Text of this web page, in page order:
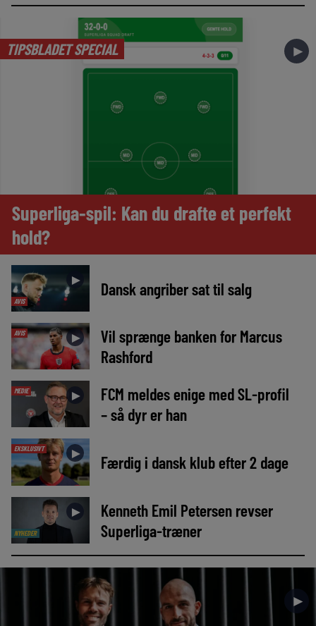
TIPSBLADET SPECIAL ►
Superliga-spil: Kan du drafte et perfekt
hold?
AVIS
► Dansk angriber sat til salg
AVIS ►
Vil sprænge banken for Marcus
Rashford
MEDIE ►
FCM meldes enige med SL-profil
– så dyr er han
EKSKLUSIVT ► Færdig i dansk klub efter 2 dage
NYHEDER
►
Kenneth Emil Petersen revser
Superliga-træner
►